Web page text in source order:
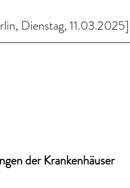
Dienstag, 11.03.2025]
der Krankenhäuser